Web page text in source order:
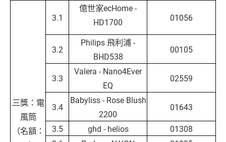
三獎：電
風筒
（名額：
3.1
億世家ecHome -
HD1700
01056
3.2
Philips 飛利浦 -
BHD538
00105
3.3
Valera - Nano4Ever
EQ
02559
3.4
Babyliss - Rose Blush
2200
01643
3.5
ghd - helios
01308